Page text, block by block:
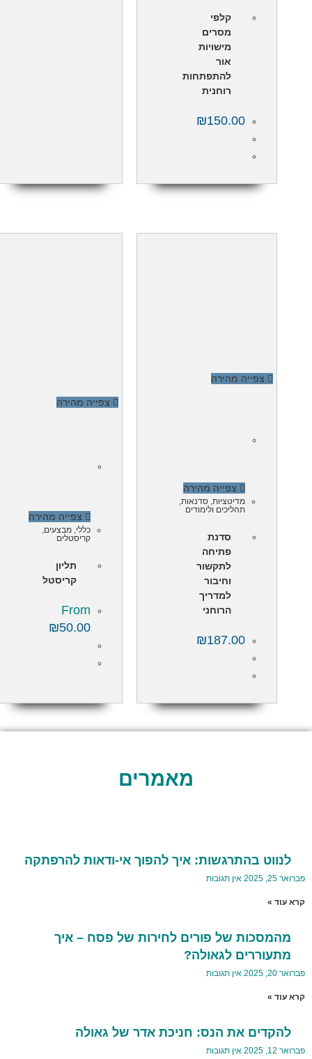
קלפי
מסרים
מישויות
אור
להתפתחות
רוחנית
₪150.00
צפייה מהירה
צפייה מהירה
מדיטציות,סדנאות,
תהליכים ולימודים
סדנת
פתיחה
לתקשור
וחיבור
למדריך
הרוחני
₪187.00
צפייה מהירה
צפייה מהירה
כללי,מבצעים,
קריסטלים
תליון
קריסטל
From
₪50.00
מאמרים
לנווט בהתרגשות: איך להפוך אי-ודאות להרפתקה
פברואר 25, 2025 אין תגובות
קרא עוד »
מהמסכות של פורים לחירות של פסח – איך
מתעוררים לגאולה?
פברואר 20, 2025 אין תגובות
קרא עוד »
להקדים את הנס: חניכת אדר של גאולה
פברואר 12, 2025 אין תגובות